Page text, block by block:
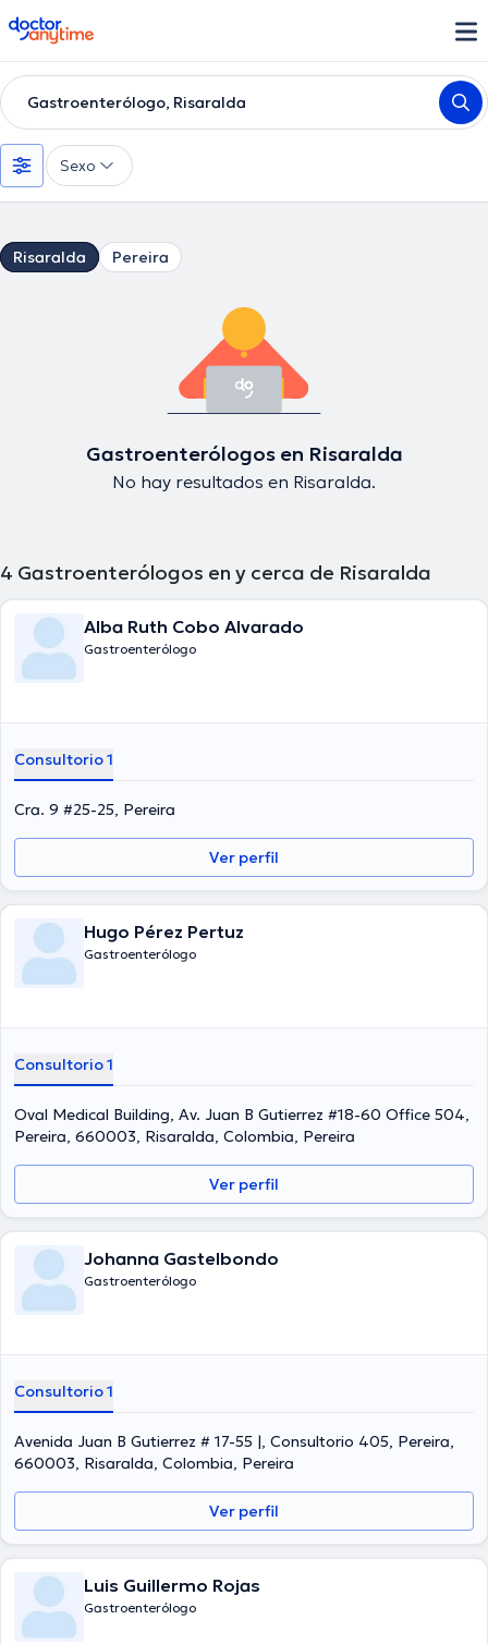
doctoranytime
Gastroenterólogo, Risaralda
Sexo
Risaralda Pereira
Gastroenterólogos en Risaralda
No hay resultados en Risaralda.
4 Gastroenterólogos en y cerca de Risaralda
Alba Ruth Cobo Alvarado
Gastroenterólogo
Consultorio 1
Cra. 9 #25-25, Pereira
Ver perfil
Hugo Pérez Pertuz
Gastroenterólogo
Consultorio 1
Oval Medical Building, Av. Juan B Gutierrez #18-60 Office 504,
Pereira, 660003, Risaralda, Colombia, Pereira
Ver perfil
Johanna Gastelbondo
Gastroenterólogo
Consultorio 1
Avenida Juan B Gutierrez # 17-55 |, Consultorio 405, Pereira,
660003, Risaralda, Colombia, Pereira
Ver perfil
Luis Guillermo Rojas
Gastroenterólogo